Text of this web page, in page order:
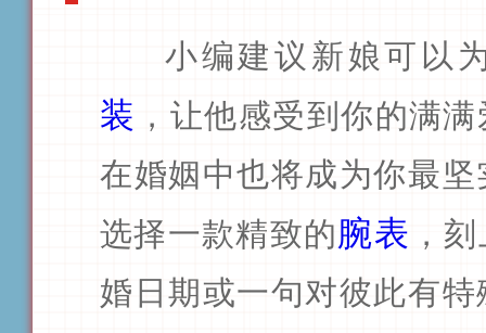
小编建议新娘可以
装 ，让他感受到你的满
在婚姻中也将成为你最
选择一款精致的腕表 ，
婚日期或一句对彼此有